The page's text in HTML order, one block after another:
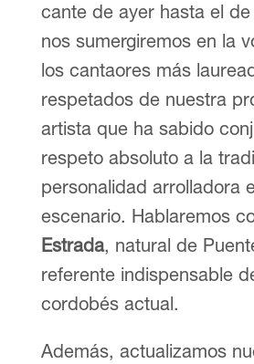
cante de ayer hasta el
nos sumergiremos en la
los cantaores más
respetados de nuestra
artista que ha sabido
respeto absoluto a la
personalidad arrolladora
escenario. Hablaremos
Estrada, natural de
referente indispensable
cordobés actual.
Además, actualizamos